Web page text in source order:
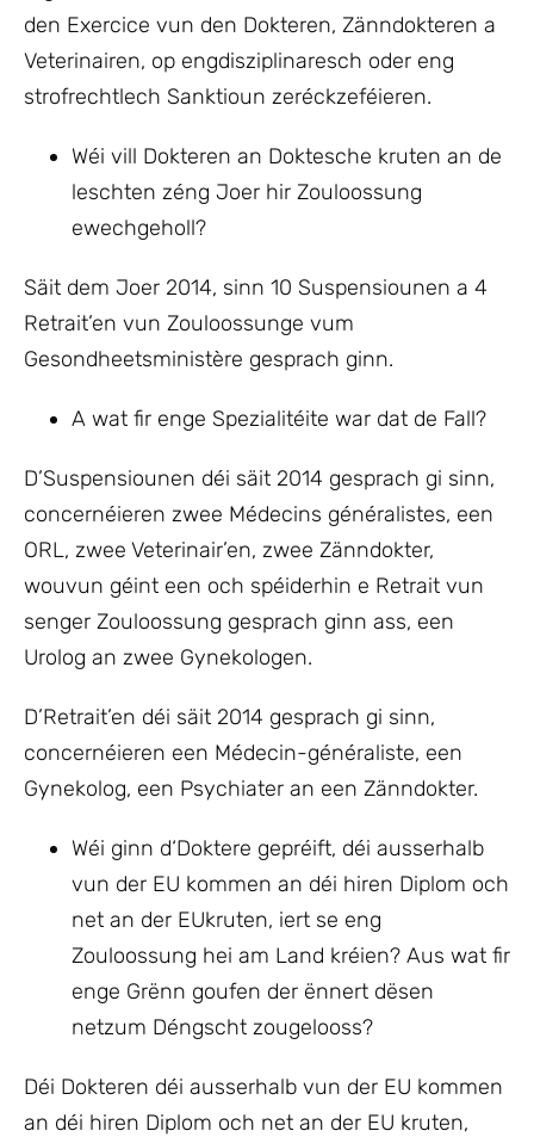
den Exercice vun den Dokteren, Zänndokteren a
Veterinairen, op engdisziplinaresch oder eng
strofrechtlech Sanktioun zeréckzeféieren.
Wéi vill Dokteren an Doktesche kruten an de
leschten zéng Joer hir Zouloossung
ewechgeholl?
Säit dem Joer 2014, sinn 10 Suspensiounen a 4
Retrait’en vun Zouloossunge vum
Gesondheetsministère gesprach ginn.
A wat fir enge Spezialitéite war dat de Fall?
D’Suspensiounen déi säit 2014 gesprach gi sinn,
concernéieren zwee Médecins généralistes, een
ORL, zwee Veterinair’en, zwee Zänndokter,
wouvun géint een och spéiderhin e Retrait vun
senger Zouloossung gesprach ginn ass, een
Urolog an zwee Gynekologen.
D’Retrait’en déi säit 2014 gesprach gi sinn,
concernéieren een Médecin-généraliste, een
Gynekolog, een Psychiater an een Zänndokter.
Wéi ginn d‘Doktere gepréift, déi ausserhalb
vun der EU kommen an déi hiren Diplom och
net an der EUkruten, iert se eng
Zouloossung hei am Land kréien? Aus wat fir
enge Grënn goufen der ënnert dësen
netzum Déngscht zougelooss?
Déi Dokteren déi ausserhalb vun der EU kommen
an déi hiren Diplom och net an der EU kruten,